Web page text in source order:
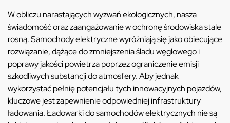
W obliczu narastających wyzwań ekologicznych, nasza
świadomość oraz zaangażowanie w ochronę środowiska stale
rosną. Samochody elektryczne wyróżniają się jako obiecujące
rozwiązanie, dążące do zmniejszenia śladu węglowego i
poprawy jakości powietrza poprzez ograniczenie emisji
szkodliwych substancji do atmosfery. Aby jednak
wykorzystać pełnię potencjału tych innowacyjnych pojazdów,
kluczowe jest zapewnienie odpowiedniej infrastruktury
ładowania. Ładowarki do samochodów elektrycznych nie są